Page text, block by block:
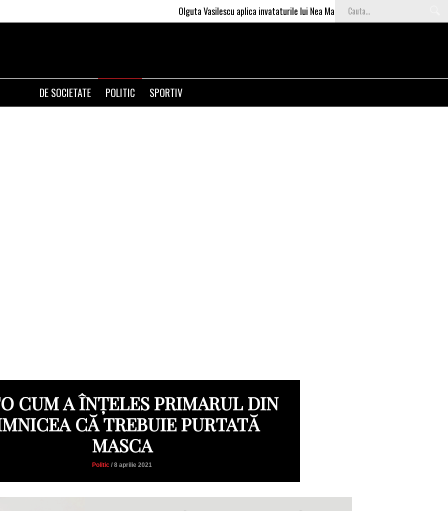
Olguta Vasilescu aplica invataturile lui Nea Marin: somajul mare e o garantie pentru
DE SOCIETATE POLITIC SPORTIV
CUM A ÎNȚELES PRIMARUL DIN
CĂ TREBUIE PURTATĂ
MASCA
Politic / 8 aprilie 2021